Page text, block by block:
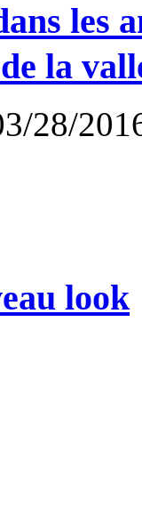
les
la
28/
look